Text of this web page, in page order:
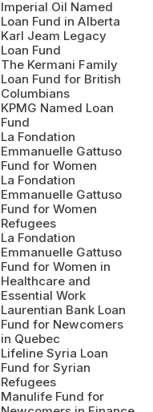
Imperial Oil Named
Loan Fund in Alberta
Karl Jeam Legacy
Loan Fund
The Kermani Family
Loan Fund for British
Columbians
KPMG Named Loan
Fund
La Fondation
Emmanuelle Gattuso
Fund for Women
La Fondation
Emmanuelle Gattuso
Fund for Women
Refugees
La Fondation
Emmanuelle Gattuso
Fund for Women in
Healthcare and
Essential Work
Laurentian Bank Loan
Fund for Newcomers
in Quebec
Lifeline Syria Loan
Fund for Syrian
Refugees
Manulife Fund for